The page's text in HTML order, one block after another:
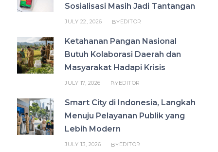
Sosialisasi Masih Jadi Tantangan
JULY 22, 2026 BYEDITOR
Ketahanan Pangan Nasional
Butuh Kolaborasi Daerah dan
Masyarakat Hadapi Krisis
JULY 17, 2026 BYEDITOR
Smart City di Indonesia, Langkah
Menuju Pelayanan Publik yang
Lebih Modern
JULY 13, 2026 BYEDITOR